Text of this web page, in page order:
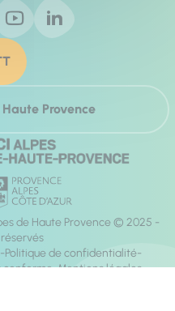
Provence
de Haute Provence © 2025 -
Politique de confidentialité
conforme Mentions légales